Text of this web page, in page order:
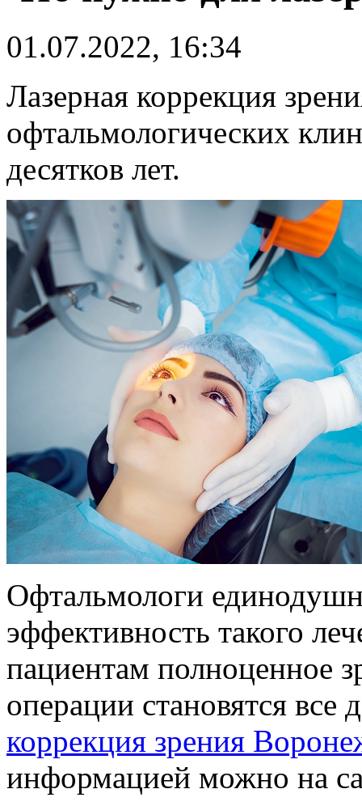
01.07.2022, 16:34
Лазерная коррекция
офтальмологических
десятков лет.
Офтальмологи
эффективность такого
пациентам полноценное
операции становятся все
коррекция зрения
информацией можно на